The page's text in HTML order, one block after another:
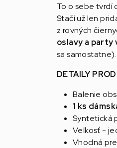
To o sebe tvrdí
Stačí už len
z rovných
oslavy a party
sa samostatne).
DETAILY
Balenie
1 ks
Syntetická
Veľkosť -
Vhodná